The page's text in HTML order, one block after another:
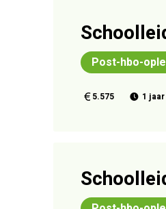
Post-hbo-
5.575 1 jaar